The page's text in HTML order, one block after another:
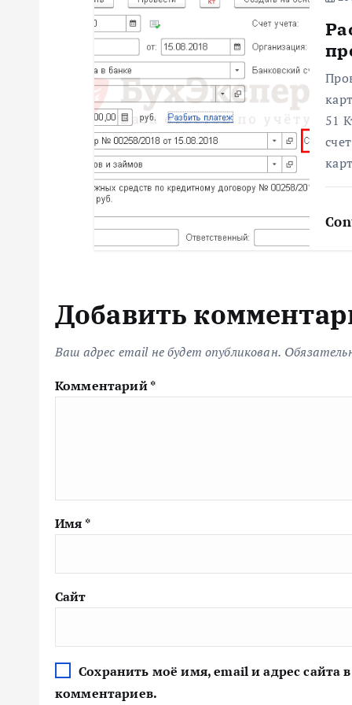
51
Добавить
Ваш адрес email не будет опубликован.
Комментарий*
Имя *
Сайт
Сохранить моё имя, email и адрес сайта
комментариев.